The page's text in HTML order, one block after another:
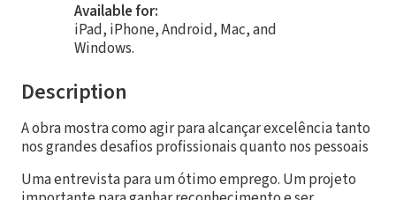
Available for:
iPad, iPhone, Android, Mac, and
Windows.
Description
A obra mostra como agir para alcançar excelência tanto
nos grandes desafios profissionais quanto nos pessoais
Uma entrevista para um ótimo emprego. Um projeto